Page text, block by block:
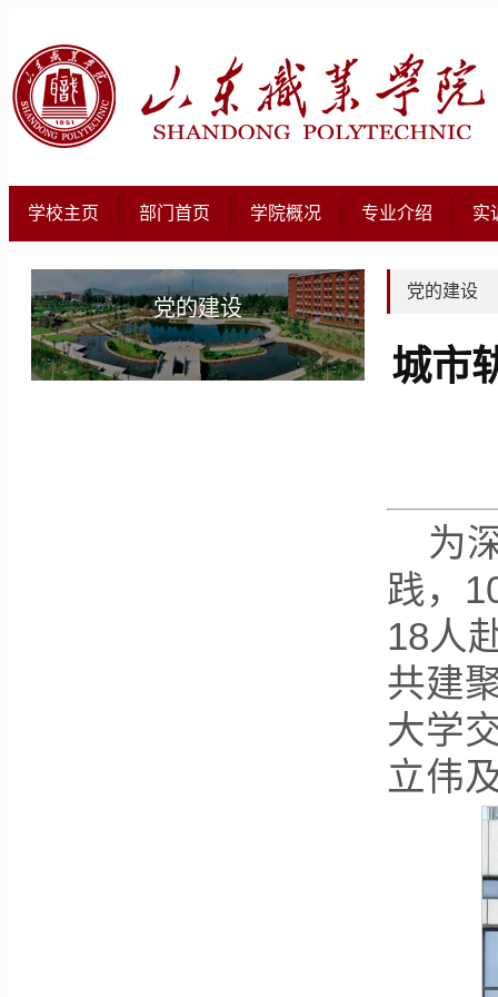
学校主页 部门首页 学院概况 专业介绍 实
党的建设
党的建设
城市
为
践，
18人
共建
大学
立伟